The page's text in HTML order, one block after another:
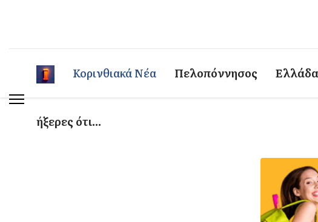
Κορινθιακά Νέα Πελοπόννησος Ελλάδα
ήξερες ότι...